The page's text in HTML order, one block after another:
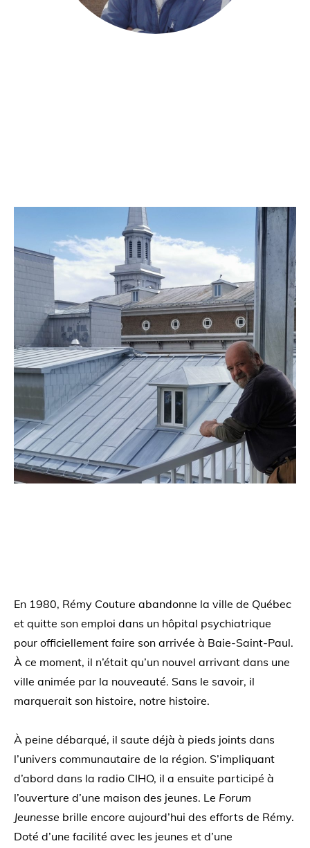
En 1980, Rémy Couture abandonne la ville de Québec
et quitte son emploi dans un hôpital psychiatrique
pour officiellement faire son arrivée à Baie-Saint-Paul.
À ce moment, il n’était qu’un nouvel arrivant dans une
ville animée par la nouveauté. Sans le savoir, il
marquerait son histoire, notre histoire.
À peine débarqué, il saute déjà à pieds joints dans
l’univers communautaire de la région. S’impliquant
d’abord dans la radio CIHO, il a ensuite participé à
l’ouverture d’une maison des jeunes. Le Forum
Jeunesse brille encore aujourd’hui des efforts de Rémy.
Doté d’une facilité avec les jeunes et d’une